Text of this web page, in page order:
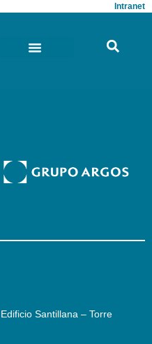
Intranet
Santillana – Torre